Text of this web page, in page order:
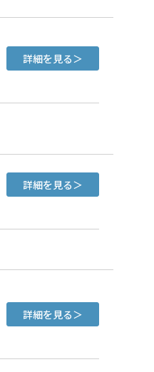
詳細を見る
詳細を見る
詳細を見る